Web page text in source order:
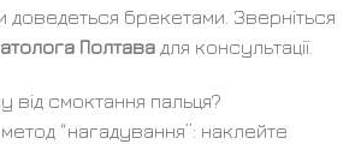
доведеться брекетами. Зверніться
Полтава для консультації.
від смоктання пальця?
“нагадування”: наклейте